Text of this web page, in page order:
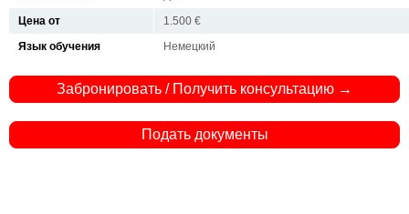
Цена от
1.500 €
Язык обучения
Немецкий
Забронировать / Получить консультацию →
Подать документы